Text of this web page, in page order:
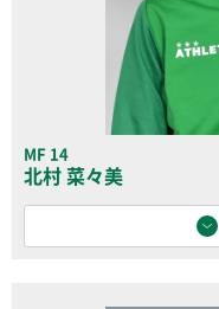
MF 14
北村 菜々美